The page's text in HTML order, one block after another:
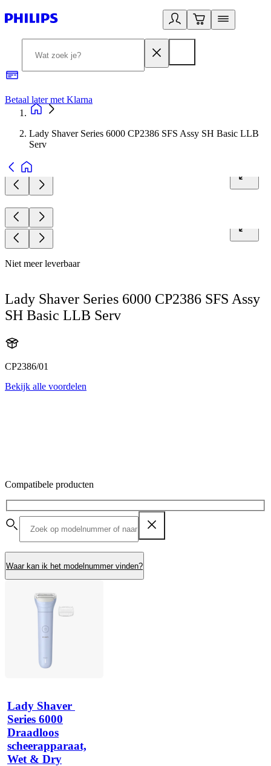
Betaal later met Klarna
Lady Shaver Series 6000 CP2386 SFS Assy SH Basic LLB
Serv
Niet meer leverbaar
Lady Shaver Series 6000 CP2386 SFS Assy
SH Basic LLB Serv
CP2386/01
Bekijk alle voordelen
Compatibele producten
Waar kan ik het modelnummer vinden?
Lady Shaver
Series 6000
Draadloos
scheerapparaat,
Wet & Dry